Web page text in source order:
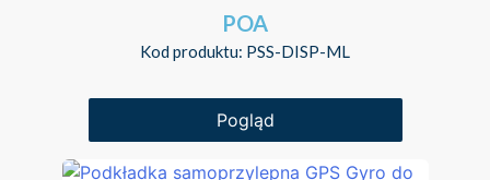
POA
Kod produktu: PSS-DISP-ML
Pogląd